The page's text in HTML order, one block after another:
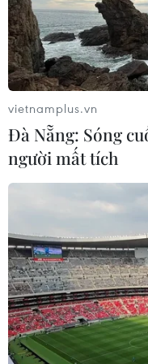
Các cổ động viên Mỹ
nữ Việt Nam tại vòng
New Zealand
vietnamplus.vn
Đà Nẵng: Sóng
người mất tích